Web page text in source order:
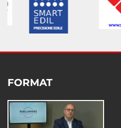
FORMAT